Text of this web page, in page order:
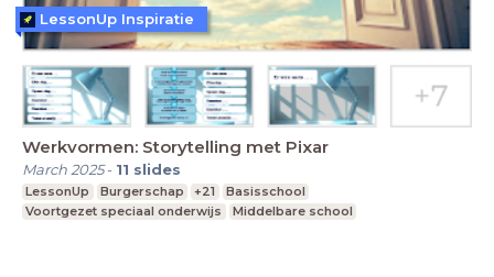
Werkvormen: Storytelling met Pixar
March 2025- 11 slides
LessonUp Burgerschap +21
Basisschool
Voortgezet speciaal onderwijs
Middelbare school
LessonUp Inspiratie